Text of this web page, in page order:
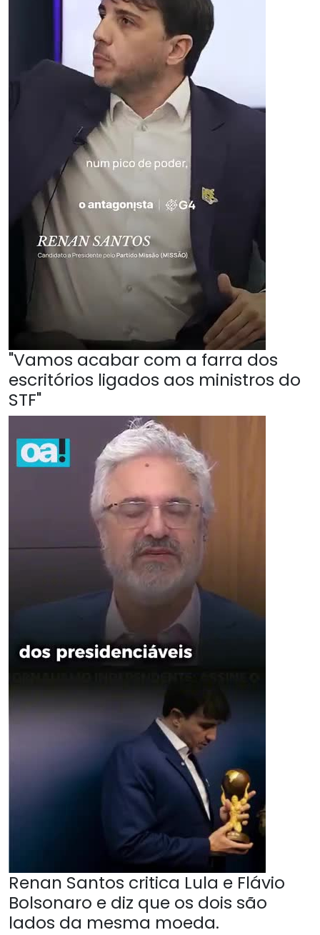
"Vamos acabar com a farra dos
escritórios ligados aos ministros do
STF"
Renan Santos critica Lula e Flávio
Bolsonaro e diz que os dois são
lados da mesma moeda.